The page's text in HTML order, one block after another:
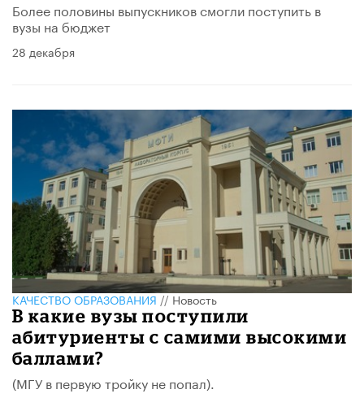
Более половины выпускников смогли поступить в
вузы на бюджет
28 декабря
КАЧЕСТВО ОБРАЗОВАНИЯ//Новость
В какие вузы поступили
абитуриенты с самими высокими
баллами?
(МГУ в первую тройку не попал).